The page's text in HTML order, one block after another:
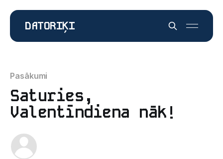
DATORIĶI
Pasākumi
Saturies,
Valentīndiena nāk!